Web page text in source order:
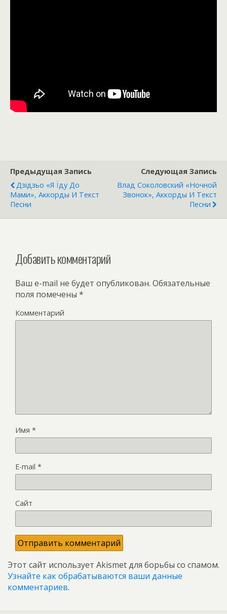
Предыдущая Запись
Дзідзьо «Я Їду До
Мами», Аккорды И Текст
Песни
Следующая Запись
Влад Соколовский «Ночной
Звонок», Аккорды И Текст
Песни
Добавить комментарий
Ваш e-mail не будет опубликован. Обязательные
поля помечены *
Комментарий
Имя *
E-mail *
Сайт
Этот сайт использует Akismet для борьбы со спамом.
Узнайте как обрабатываются ваши данные
комментариев.